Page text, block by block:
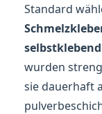
Standard
selbstklebend
wurden
sie dauerhaft